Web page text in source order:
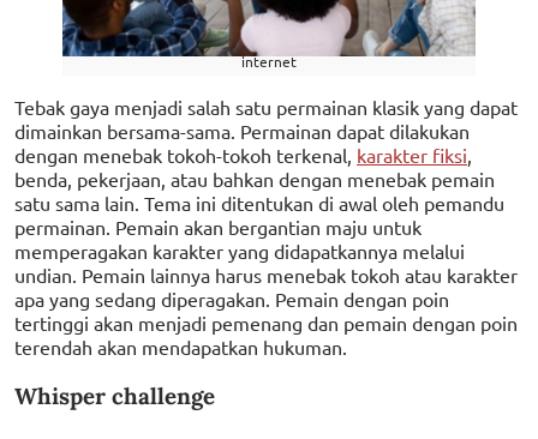
internet
Tebak gaya menjadi salah satu permainan klasik yang dapat
dimainkan bersama-sama. Permainan dapat dilakukan
dengan menebak tokoh-tokoh terkenal, karakter fiksi
benda, pekerjaan, atau bahkan dengan menebak pemain
satu sama lain. Tema ini ditentukan di awal oleh pemandu
permainan. Pemain akan bergantian maju untuk
memperagakan karakter yang didapatkannya melalui
undian. Pemain lainnya harus menebak tokoh atau karakter
apa yang sedang diperagakan. Pemain dengan poin
tertinggi akan menjadi pemenang dan pemain dengan poin
terendah akan mendapatkan hukuman.
Whisper challenge